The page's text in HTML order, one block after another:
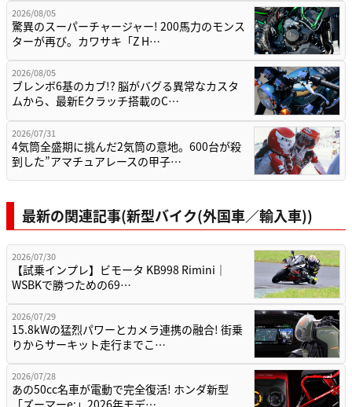
2026/07/30
【試乗インプレ】ビモータ KB998 Rimini｜
WSBKで勝つための69…
2026/07/29
15.8kWの猛烈パワーとカメラ連携の融合! 街乗
りからサーキット走行までこ…
2026/07/28
あの50cc名車が電動で完全復活! ホンダ新型
「ズーマーe:」2026年モデ…
あの伝説が蘇る。ドゥカティ新型モンスタープ
ラスに「S4」を彷彿とさせるスポー…
2026/07/27
アシスト＆スリッパークラッチ初搭載で乗りや
すさ倍増。 ロイヤルエンフィールド…
もっと見る
最新の関連記事(ヤングマシン)